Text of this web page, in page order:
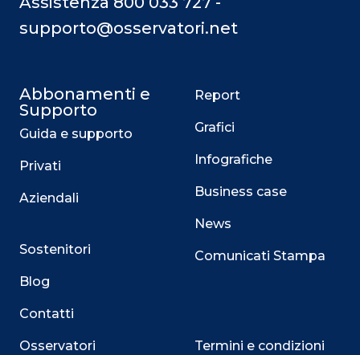
supporto@osservatori.net
Abbonamenti e
Supporto
Guida e supporto
Privati
Aziendali
Sostenitori
Blog
Contatti
Osservatori
Report
Grafici
Infografiche
Business case
News
Comunicati Stampa
Termini e condizioni